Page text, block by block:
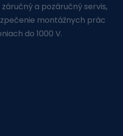
a pozáručný servis,
montážnych prác
do 1000 V.